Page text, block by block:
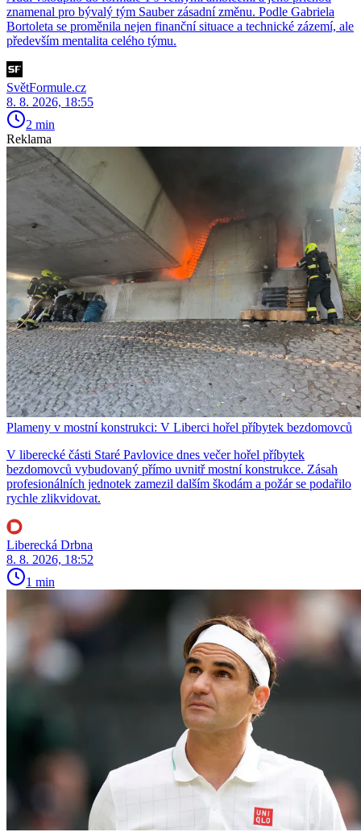
znamenal pro bývalý tým Sauber zásadní změnu. Podle Gabriela
Bortoleta se proměnila nejen finanční situace a technické zázemí, ale
především mentalita celého týmu.
SvětFormule.cz
8. 8. 2026, 18:55
2 min
Reklama
Plameny v mostní konstrukci: V Liberci hořel příbytek bezdomovců
V liberecké části Staré Pavlovice dnes večer hořel příbytek
bezdomovců vybudovaný přímo uvnitř mostní konstrukce. Zásah
profesionálních jednotek zamezil dalším škodám a požár se podařilo
rychle zlikvidovat.
Liberecká Drbna
8. 8. 2026, 18:52
1 min